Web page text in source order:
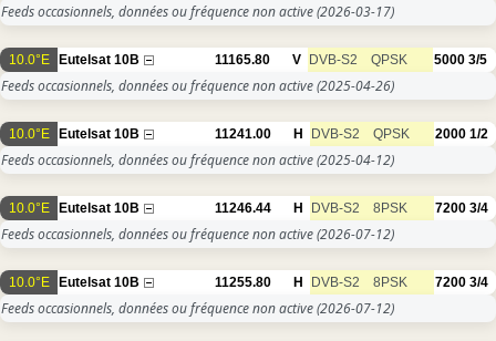
Feeds occasionnels, données ou fréquence non active(2026-03-17)
10.0°E Eutelsat 10B 11165.80 V DVB-S2 QPSK 5000 3/5
Feeds occasionnels, données ou fréquence non active(2025-04-26)
10.0°E Eutelsat 10B 11241.00 H DVB-S2 QPSK 2000 1/2
Feeds occasionnels, données ou fréquence non active(2025-04-12)
10.0°E Eutelsat 10B 11246.44 H DVB-S2 8PSK 7200 3/4
Feeds occasionnels, données ou fréquence non active(2026-07-12)
10.0°E Eutelsat 10B 11255.80 H DVB-S2 8PSK 7200 3/4
Feeds occasionnels, données ou fréquence non active(2026-07-12)